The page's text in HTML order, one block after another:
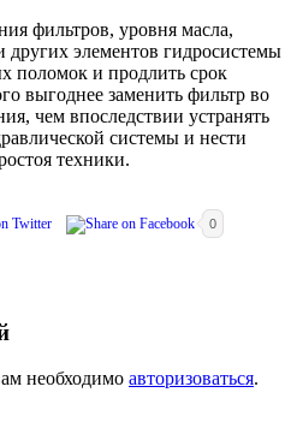
фильтров, уровня масла,
других элементов гидросистемы
поломок и продлить срок
выгоднее заменить фильтр во
чем впоследствии устранять
системы и нести
техники.
0
необходимо авторизоваться.